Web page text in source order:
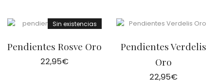
Sin existencias
Pendientes Rosve Oro
22,95€
Pendientes Verdelis
Oro
22,95€